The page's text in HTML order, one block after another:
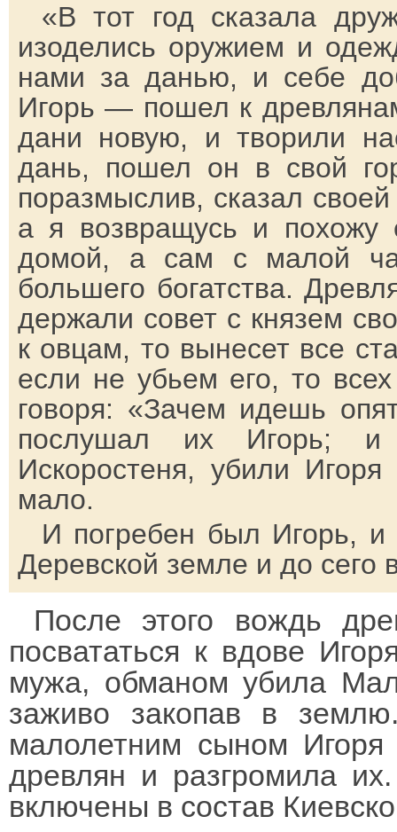
«В тот год сказала
изоделись оружием и
нами за данью, и себе
Игорь — пошел к
дани новую, и творили
дань, пошел он в свой
поразмыслив, сказал
а я возвращусь и
домой, а сам с малой
большего богатства.
держали совет с князем
к овцам, то вынесет все
если не убьем его, то
говоря: «Зачем идешь
послушал их Игорь; и
Искоростеня, убили
мало.
И погребен был Игорь, и
Деревской земле и до сего
После этого вождь
посвататься к вдове
мужа, обманом убила
заживо закопав в
малолетним сыном
древлян и разгромила
включены в состав